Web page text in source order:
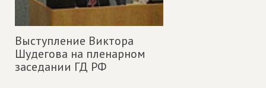
Выступление Виктора
Шудегова на пленарном
заседании ГД РФ